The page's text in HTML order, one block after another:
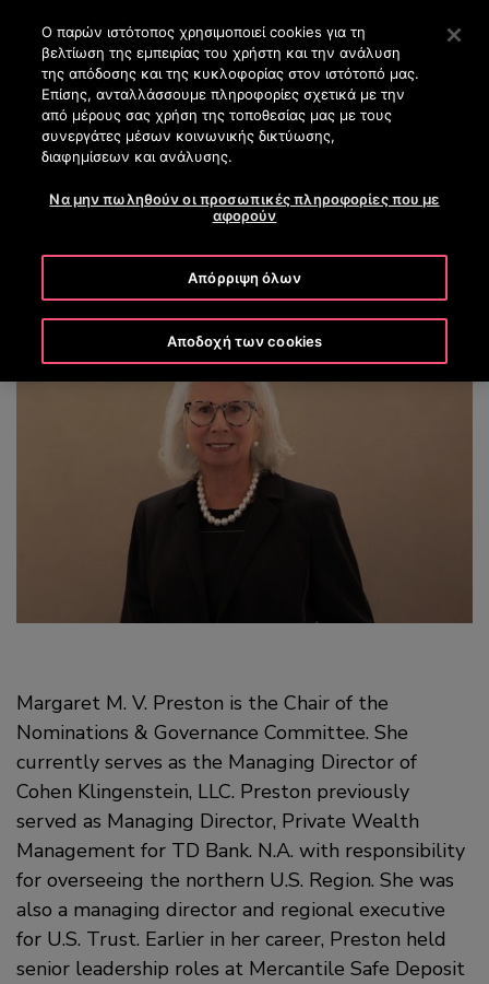
Πατήστε Enter για μετάβαση στο Κυρίως περιεχόμενο
ΑΝΑΖΉΤΗΣΗ
Margaret M. V. Preston
Margaret M. V. Preston is the Chair of the
Nominations & Governance Committee. She
currently serves as the Managing Director of
Cohen Klingenstein, LLC. Preston previously
served as Managing Director, Private Wealth
Management for TD Bank. N.A. with responsibility
for overseeing the northern U.S. Region. She was
also a managing director and regional executive
for U.S. Trust. Earlier in her career, Preston held
senior leadership roles at Mercantile Safe Deposit
Ο παρών ιστότοπος χρησιμοποιεί cookies για τη
βελτίωση της εμπειρίας του χρήστη και την ανάλυση
της απόδοσης και της κυκλοφορίας στον ιστότοπό μας.
Επίσης, ανταλλάσσουμε πληροφορίες σχετικά με την
από μέρους σας χρήση της τοποθεσίας μας με τους
συνεργάτες μέσων κοινωνικής δικτύωσης,
διαφημίσεων και ανάλυσης.
Να μην πωληθούν οι προσωπικές πληροφορίες που με
αφορούν
Απόρριψη όλων
Αποδοχή των cookies